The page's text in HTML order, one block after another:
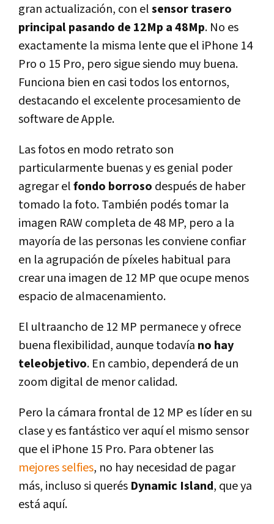
gran actualización, con elsensor trasero
principal pasando de 12Mp a 48Mp. No es
exactamente la misma lente que el iPhone 14
Pro o 15 Pro, pero sigue siendo muy buena.
Funciona bien en casi todos los entornos,
destacando el excelente procesamiento de
software de Apple.
Las fotos en modo retrato son
particularmente buenas y es genial poder
agregar elfondo borroso después de haber
tomado la foto. También podés tomar la
imagen RAW completa de 48 MP, pero a la
mayoría de las personas les conviene confiar
en la agrupación de píxeles habitual para
crear una imagen de 12 MP que ocupe menos
espacio de almacenamiento.
El ultraancho de 12 MP permanece y ofrece
buena flexibilidad, aunque todavía no hay
teleobjetivo. En cambio, dependerá de un
zoom digital de menor calidad.
Pero la cámara frontal de 12 MP es líder en su
clase y es fantástico ver aquí el mismo sensor
que el iPhone 15 Pro. Para obtener las
mejores selfies, no hay necesidad de pagar
más, incluso si querés Dynamic Island, que ya
está aquí.